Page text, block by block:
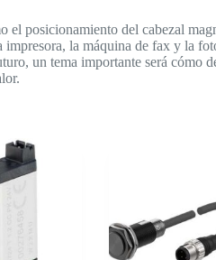
el posicionamiento del cabezal
la máquina de fax y la
un tema importante será cómo